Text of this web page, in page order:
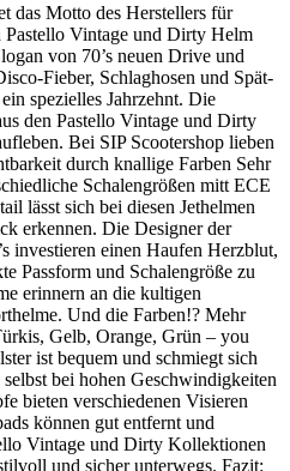
das Motto des Herstellers für
Vintage und Dirty Helm
von 70’s neuen Drive und
Fieber, Schlaghosen und Spät-
spezielles Jahrzehnt. Die
den Pastello Vintage und Dirty
Bei SIP Scootershop lieben
durch knallige Farben Sehr
Schalengrößen mitt ECE
lässt sich bei diesen Jethelmen
erkennen. Die Designer der
investieren einen Haufen Herzblut,
Passform und Schalengröße zu
erinnern an die kultigen
Und die Farben!? Mehr
Gelb, Orange, Grün – you
ist bequem und schmiegt sich
bei hohen Geschwindigkeiten
bieten verschiedenen Visieren
können gut entfernt und
Vintage und Dirty Kollektionen
und sicher unterwegs. Fazit: